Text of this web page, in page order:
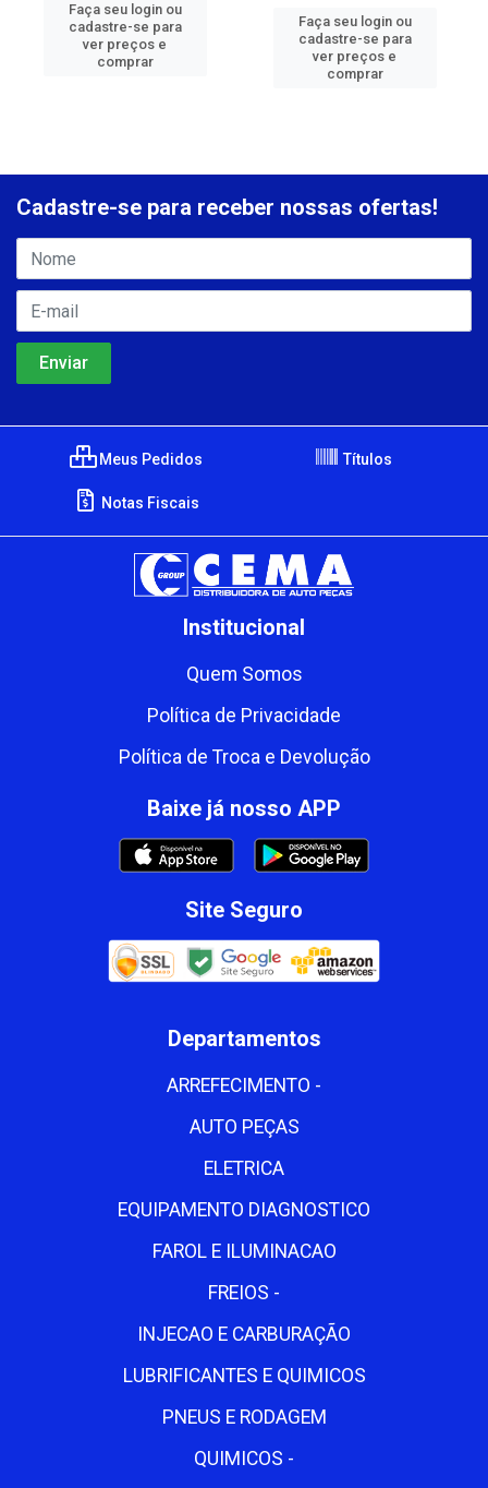
Faça seu login ou
cadastre-se para
ver preços e
comprar
Faça seu login ou
cadastre-se para
ver preços e
comprar
Cadastre-se para receber nossas ofertas!
Meus Pedidos Títulos
Notas Fiscais
Institucional
Quem Somos
Política de Privacidade
Política de Troca e Devolução
Baixe já nosso APP
Site Seguro
Departamentos
ARREFECIMENTO -
AUTO PEÇAS
ELETRICA
EQUIPAMENTO DIAGNOSTICO
FAROL E ILUMINACAO
FREIOS -
INJECAO E CARBURAÇÃO
LUBRIFICANTES E QUIMICOS
PNEUS E RODAGEM
QUIMICOS -